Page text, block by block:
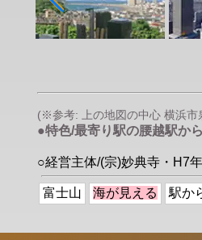
(※参考: 上の地図の中心 横浜市
●特色/最寄り駅の腰越駅か
○経営主体/(宗)妙典寺・H7
富士山 海が見える 駅か